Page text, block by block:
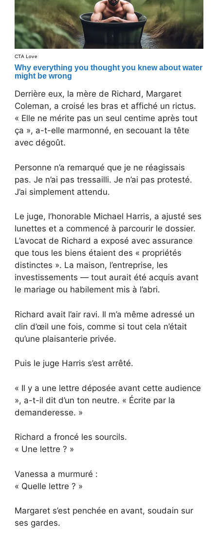
Derrière eux, la mère de Richard, Margaret
Coleman, a croisé les bras et affiché un rictus.
« Elle ne mérite pas un seul centime après tout
ça », a-t-elle marmonné, en secouant la tête
avec dégoût.
Personne n’a remarqué que je ne réagissais
pas. Je n’ai pas tressailli. Je n’ai pas protesté.
J’ai simplement attendu.
Le juge, l’honorable Michael Harris, a ajusté ses
lunettes et a commencé à parcourir le dossier.
L’avocat de Richard a exposé avec assurance
que tous les biens étaient des « propriétés
distinctes ». La maison, l’entreprise, les
investissements — tout aurait été acquis avant
le mariage ou habilement mis à l’abri.
Richard avait l’air ravi. Il m’a même adressé un
clin d’œil une fois, comme si tout cela n’était
qu’une plaisanterie privée.
Puis le juge Harris s’est arrêté.
« Il y a une lettre déposée avant cette audience
», a-t-il dit d’un ton neutre. « Écrite par la
demanderesse. »
Richard a froncé les sourcils.
« Une lettre ? »
Vanessa a murmuré :
« Quelle lettre ? »
Margaret s’est penchée en avant, soudain sur
ses gardes.